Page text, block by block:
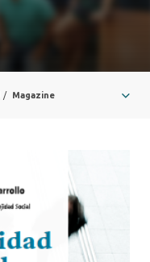
/ Magazine